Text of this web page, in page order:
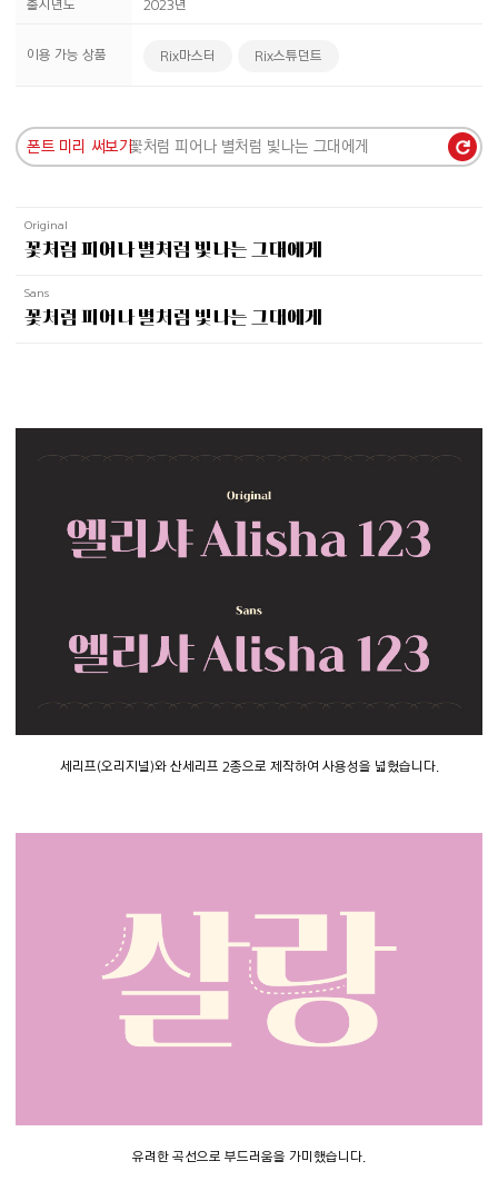
출시년도 2023년
이용 가능 상품 Rix마스터 Rix스튜던트
폰트 미리 써보기
Original
꽃처럼 피어나 별처럼 빛나는 그대에게
Sans
꽃처럼 피어나 별처럼 빛나는 그대에게
세리프(오리지널)와 산세리프 2종으로 제작하여 사용성을 넓혔습니다.
유려한 곡선으로 부드러움을 가미했습니다.